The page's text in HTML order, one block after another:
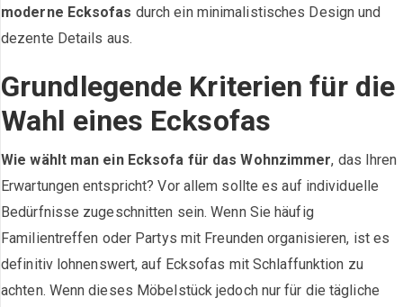
moderne Ecksofas durch ein minimalistisches Design und
dezente Details aus.
Grundlegende Kriterien für die
Wahl eines Ecksofas
Wie wählt man ein Ecksofa für das Wohnzimmer, das Ihren
Erwartungen entspricht? Vor allem sollte es auf individuelle
Bedürfnisse zugeschnitten sein. Wenn Sie häufig
Familientreffen oder Partys mit Freunden organisieren, ist es
definitiv lohnenswert, auf Ecksofas mit Schlaffunktion zu
achten. Wenn dieses Möbelstück jedoch nur für die tägliche